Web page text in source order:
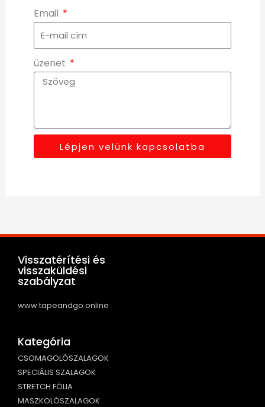
Email
üzenet
Lépjen velünk kapcsolatba
Visszatérítési és
visszaküldési
szabályzat
www.tapeandgo.online
Kategória
CSOMAGOLÓSZALAGOK
SPECIÁLIS SZALAGOK
STRETCH FÓLIA
MASZKOLÓSZALAGOK